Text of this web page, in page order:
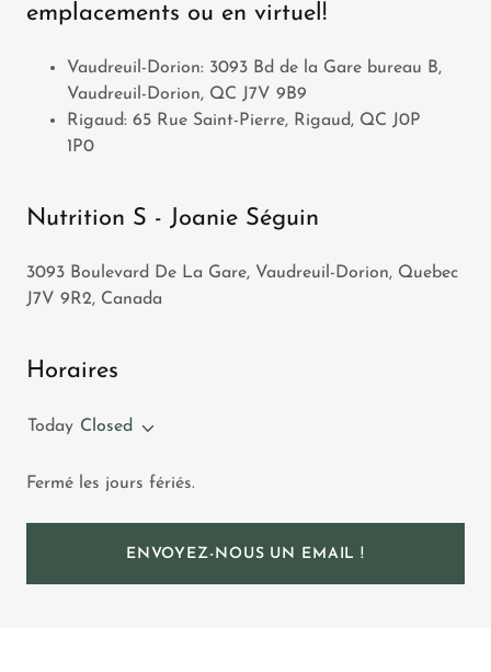
emplacements ou en virtuel!
Vaudreuil-Dorion: 3093 Bd de la Gare bureau B,
Vaudreuil-Dorion, QC J7V 9B9
Rigaud: 65 Rue Saint-Pierre, Rigaud, QC J0P
1P0
Nutrition S - Joanie Séguin
3093 Boulevard De La Gare, Vaudreuil-Dorion, Quebec
J7V 9R2, Canada
Horaires
Today Closed
Fermé les jours fériés.
ENVOYEZ-NOUS UN EMAIL !